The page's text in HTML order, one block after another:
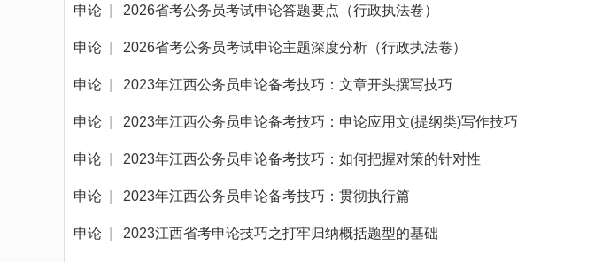
申论 2026省考公务员考试申论答题要点（行政执法卷）
申论 2026省考公务员考试申论主题深度分析（行政执法卷）
申论 2023年江西公务员申论备考技巧：文章开头撰写技巧
申论 2023年江西公务员申论备考技巧：申论应用文(提纲类)写作技巧
申论 2023年江西公务员申论备考技巧：如何把握对策的针对性
申论 2023年江西公务员申论备考技巧：贯彻执行篇
申论 2023江西省考申论技巧之打牢归纳概括题型的基础